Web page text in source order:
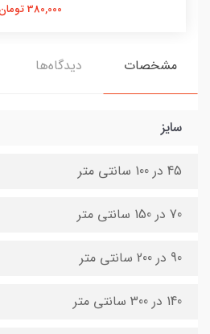
380,000 تومان
مشخصات دیدگاه‌ها
سایز
45 در 100 سانتی متر
70 در 150 سانتی متر
90 در 200 سانتی متر
140 در 300 سانتی متر